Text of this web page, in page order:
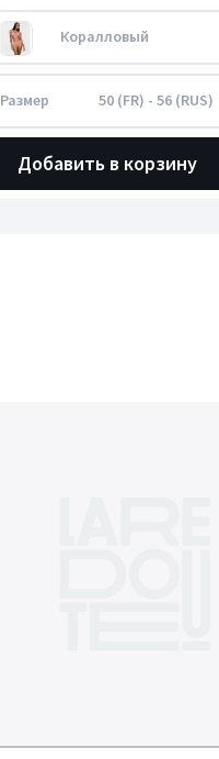
Коралловый
Размер 50 (FR) - 56 (RUS)
Добавить в корзину